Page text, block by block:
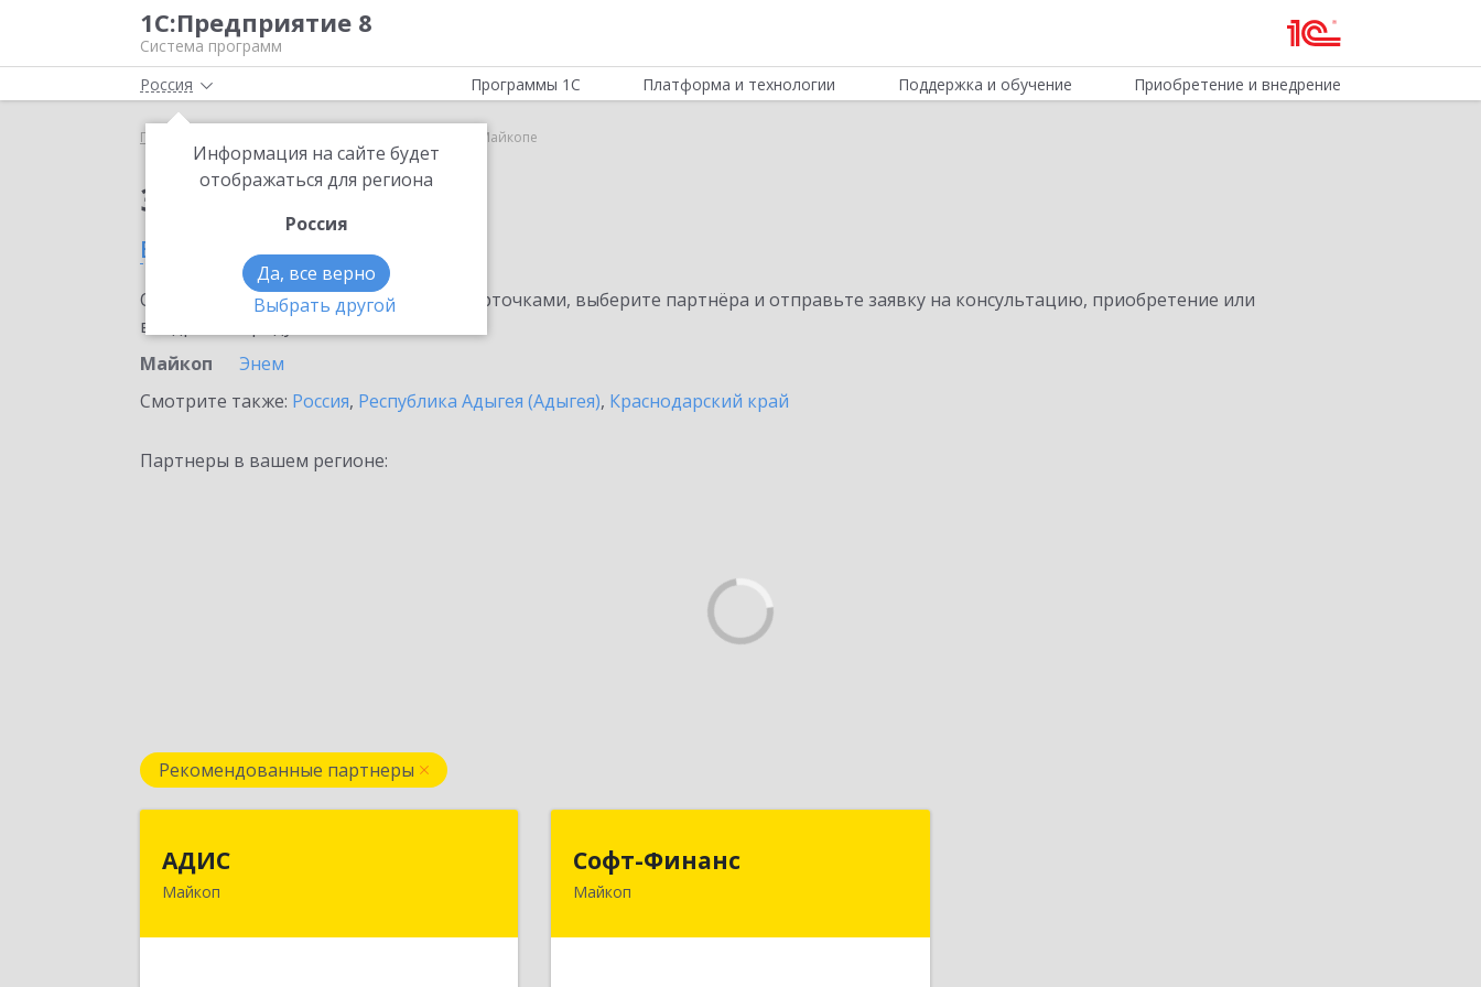
1С:Предприятие 8
Система программ
Россия
Информация на сайте будет
отображаться для региона
Россия
Да, все верно
Выбрать другой
Программы 1С Платформа и технологии Поддержка и обучение Приобретение и внедрение
Главная 1С:МДЛП в Майкопе
Заказать 1С:МДЛП
в Майкопе
Ознакомьтесь с информационными карточками, выберите партнёра и отправьте заявку на консультацию, приобретение или
внедрение продукта.
Майкоп
Энем
Смотрите также: Россия, Республика Адыгея (Адыгея), Краснодарский край
Партнеры в вашем регионе:
Рекомендованные партнеры
АДИС
Майкоп
Софт-Финанс
Майкоп